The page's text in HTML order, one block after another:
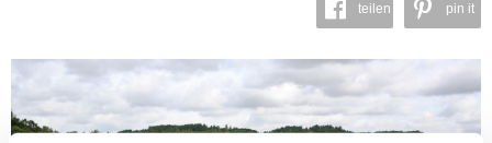
teilen pin it